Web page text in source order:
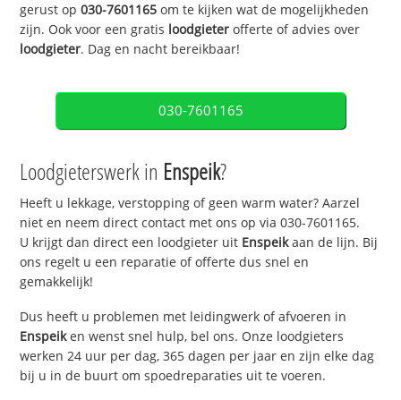
gerust op030-7601165 om te kijken wat de mogelijkheden
zijn. Ook voor een gratis loodgieter offerte of advies over
loodgieter. Dag en nacht bereikbaar!
030-7601165
Loodgieterswerk in Enspeik?
Heeft u lekkage, verstopping of geen warm water? Aarzel
niet en neem direct contact met ons op via 030-7601165.
U krijgt dan direct een loodgieter uit Enspeikaan de lijn. Bij
ons regelt u een reparatie of offerte dus snel en
gemakkelijk!
Dus heeft u problemen met leidingwerk of afvoeren in
Enspeiken wenst snel hulp, bel ons. Onze loodgieters
werken 24 uur per dag, 365 dagen per jaar en zijn elke dag
bij u in de buurt om spoedreparaties uit te voeren.